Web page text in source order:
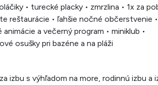
• turecké placky • zmrzlina • 1x za
reštaurácie • ľahšie nočné občerstvenie •
a večerný program • miniklub •
osušky pri bazéne a na pláži
izbu s výhľadom na more, rodinnú izbu a